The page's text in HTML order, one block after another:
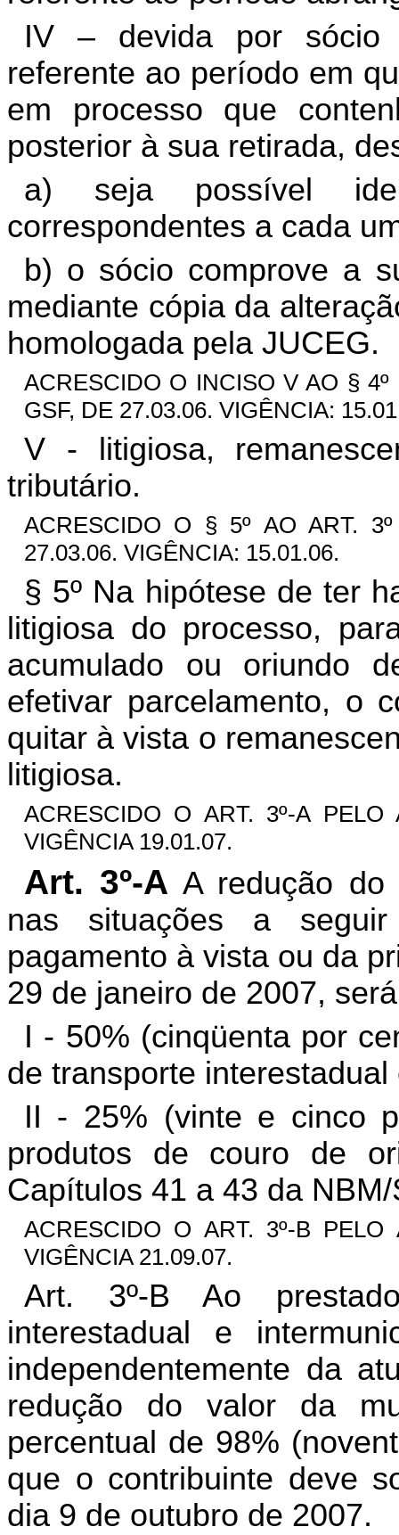
IV – devida por sócio
referente ao período em
em processo que
posterior à sua retirada,
a) seja possível
correspondentes a cada
b) o sócio comprove a
mediante cópia da
homologada pela JUCEG.
ACRESCIDO O INCISO V AO § 4º
GSF, DE 27.03.06. VIGÊNCIA:
V - litigiosa,
tributário.
ACRESCIDO O § 5º AO ART.
27.03.06. VIGÊNCIA: 15.01.06.
§ 5º Na hipótese de ter
litigiosa do processo,
acumulado ou oriundo
efetivar parcelamento, o
quitar à vista o
litigiosa.
ACRESCIDO O ART. 3º-A
VIGÊNCIA 19.01.07.
Art. 3º-A A redução do
nas situações a
pagamento à vista ou da
29 de janeiro de 2007,
I - 50% (cinqüenta por
de transporte
II - 25% (vinte e cinco
produtos de couro de
Capítulos 41 a 43 da
ACRESCIDO O ART. 3º-B
VIGÊNCIA 21.09.07.
Art. 3º-B Ao
interestadual e
independentemente da
redução do valor da
percentual de 98%
que o contribuinte deve
dia 9 de outubro de 2007.